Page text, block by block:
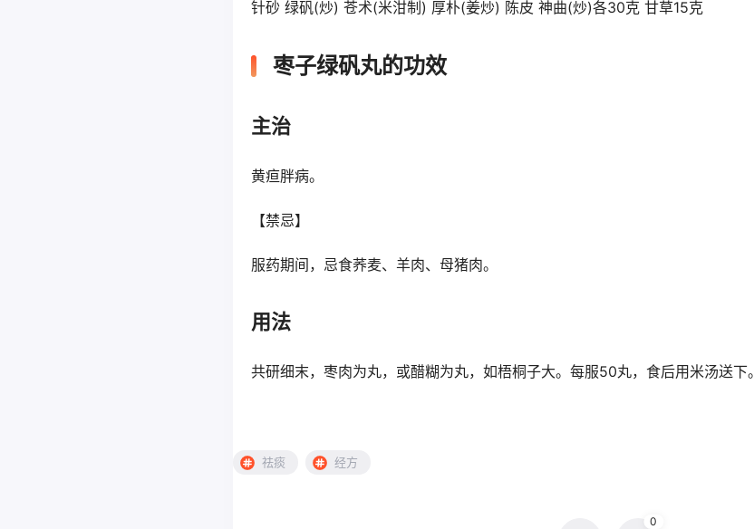
针砂 绿矾(炒) 苍术(米泔制) 厚朴(姜炒) 陈皮 神曲(炒)各30克 甘草15克
枣子绿矾丸的功效
主治
黄疸胖病。
【禁忌】
服药期间，忌食荞麦、羊肉、母猪肉。
用法
共研细末，枣肉为丸，或醋糊为丸，如梧桐子大。每服50丸，食后用米汤送下。
祛痰 经方
0